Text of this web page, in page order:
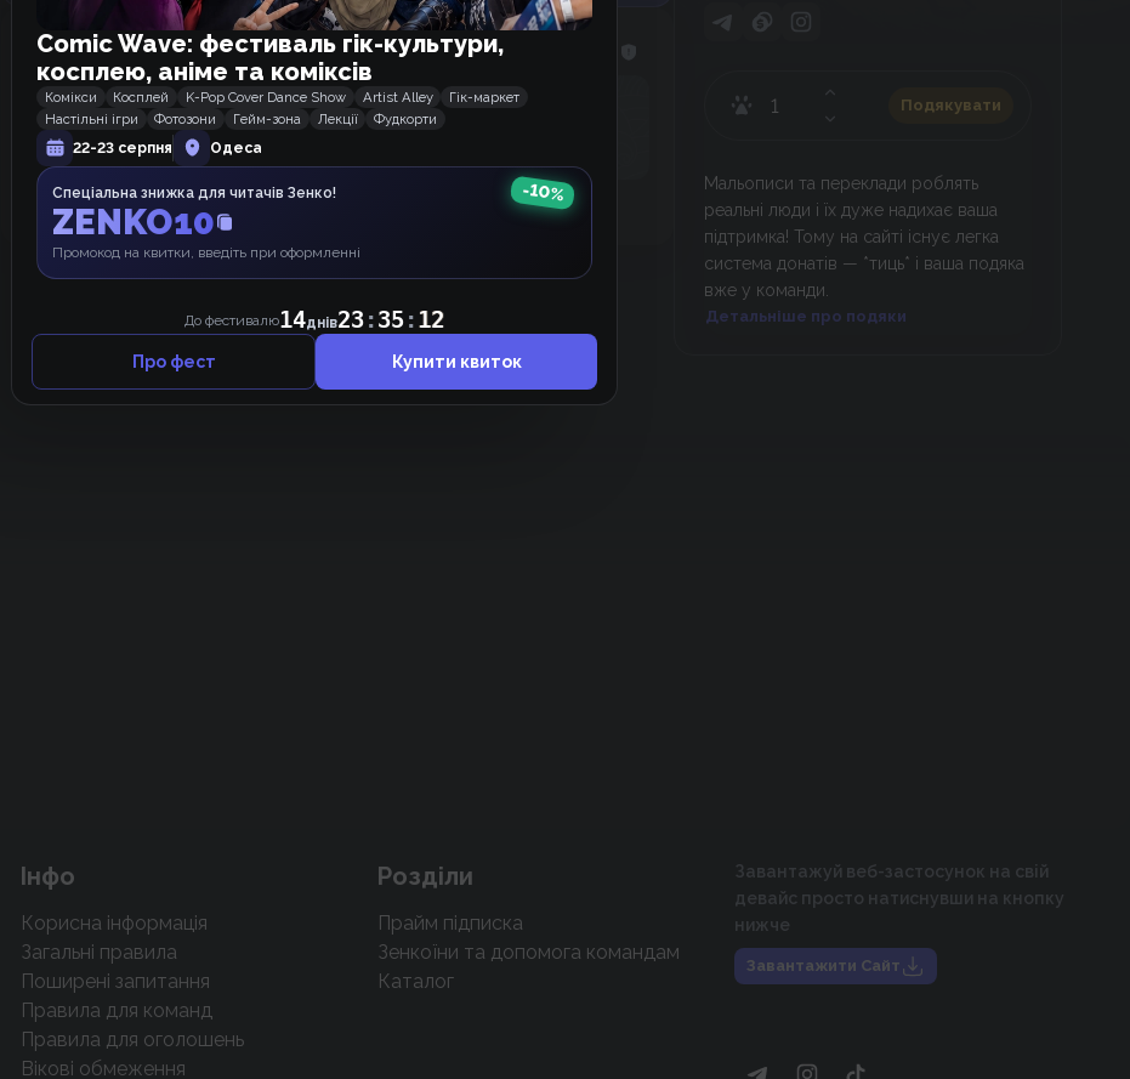
АНОНІМКА Марево рік тому
Оцінка 5/10 (Увага оцінка кладеться виключно із моїх
вподобань і може не відповідати вашим "смакам"😊 )
Дякую за переклад)))
Відповісти 0
Подякувати
Мальописи та переклади роблять
реальні люди і їх дуже надихає ваша
підтримка! Тому на сайті існує легка
система донатів — *тиць* і ваша подяка
вже у команди.
Детальніше про подяки
Інфо
Корисна інформація
Загальні правила
Поширені запитання
Правила для команд
Правила для оголошень
Вікові обмеження
Розділи
Прайм підписка
Зенкоїни та допомога командам
Каталог
Завантажуй веб-застосунок на свій
девайс просто натиснувши на кнопку
нижче
Завантажити Сайт
Comic Wave: фестиваль гік-культури,
косплею, аніме та коміксів
Комікси Косплей K-Pop Cover Dance Show Artist Alley
Гік-маркет
Настільні ігри
Фотозони Гейм-зона Лекції
Фудкорти
22-23 серпня
Одеса
Спеціальна знижка для читачів Зенко!
ZENKO10
Промокод на квитки, введіть при оформленні
-10%
До фестивалю14днів23:35:11
Про фест Купити квиток